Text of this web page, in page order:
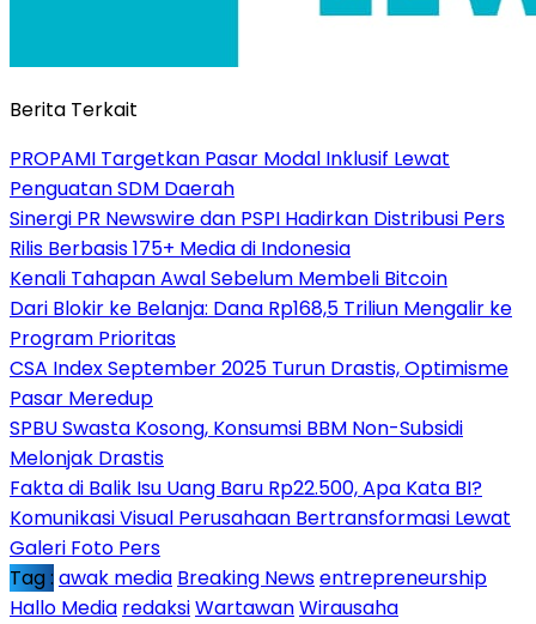
Berita Terkait
PROPAMI Targetkan Pasar Modal Inklusif Lewat
Penguatan SDM Daerah
Sinergi PR Newswire dan PSPI Hadirkan Distribusi Pers
Rilis Berbasis 175+ Media di Indonesia
Kenali Tahapan Awal Sebelum Membeli Bitcoin
Dari Blokir ke Belanja: Dana Rp168,5 Triliun Mengalir ke
Program Prioritas
CSA Index September 2025 Turun Drastis, Optimisme
Pasar Meredup
SPBU Swasta Kosong, Konsumsi BBM Non-Subsidi
Melonjak Drastis
Fakta di Balik Isu Uang Baru Rp22.500, Apa Kata BI?
Komunikasi Visual Perusahaan Bertransformasi Lewat
Galeri Foto Pers
Tag : awak media Breaking Newsentrepreneurship
Hallo Media redaksiWartawanWirausaha